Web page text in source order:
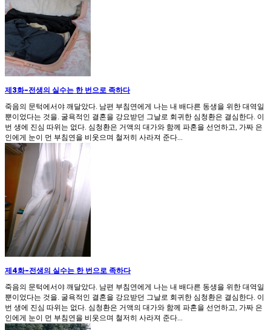
제3화-전생의 실수는 한 번으로 족하다
죽음의 문턱에서야 깨달았다. 남편 부침연에게 나는 내 배다른 동생을 위한 대역일
뿐이었다는 것을. 굴욕적인 결혼을 강요받던 그날로 회귀한 심청환은 결심한다. 이
번 생에 진심 따위는 없다. 심청환은 거액의 대가와 함께 파혼을 선언하고, 가짜 은
인에게 눈이 먼 부침연을 비웃으며 철저히 사라져 준다...
제4화-전생의 실수는 한 번으로 족하다
죽음의 문턱에서야 깨달았다. 남편 부침연에게 나는 내 배다른 동생을 위한 대역일
뿐이었다는 것을. 굴욕적인 결혼을 강요받던 그날로 회귀한 심청환은 결심한다. 이
번 생에 진심 따위는 없다. 심청환은 거액의 대가와 함께 파혼을 선언하고, 가짜 은
인에게 눈이 먼 부침연을 비웃으며 철저히 사라져 준다...